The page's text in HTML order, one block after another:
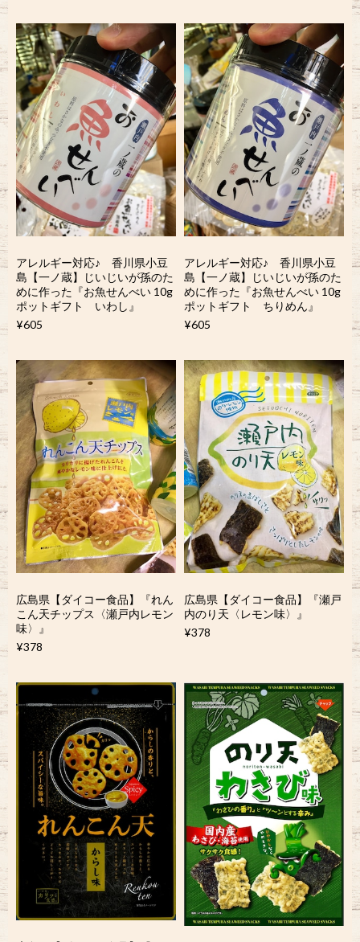
アレルギー対応♪ 香川県小豆
島【一ノ蔵】じいじいが孫のた
めに作った『お魚せんべい 10g
ポットギフト いわし』
¥605
アレルギー対応♪ 香川県小豆
島【一ノ蔵】じいじいが孫のた
めに作った『お魚せんべい 10g
ポットギフト ちりめん』
¥605
広島県【ダイコー食品】『れん
こん天チップス〈瀬戸内レモン
味〉』
¥378
広島県【ダイコー食品】『瀬戸
内のり天〈レモン味〉』
¥378